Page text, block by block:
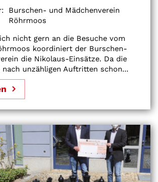
Burschen- und Mädchenverein
Röhrmoos
nicht gern an die Besuche vom
koordiniert der Burschen-
die Nikolaus-Einsätze. Da die
unzähligen Auftritten schon...